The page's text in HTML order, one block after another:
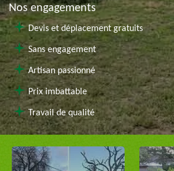
Nos engagements
Devis et déplacement gratuits
Sans engagement
Artisan passionné
Prix imbattable
Travail de qualité